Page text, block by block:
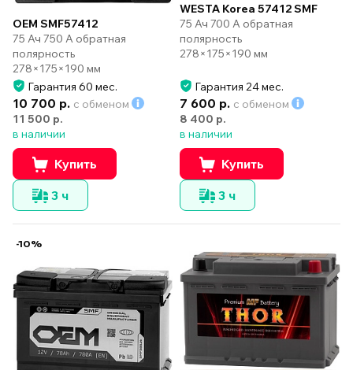
OEM SMF57412
75 Ач 750 А обратная
полярность
278×175×190 мм
Гарантия 60 мес.
10 700 р. с обменом
11 500 р.
в наличии
Купить
3 ч
WESTA Korea 57412 SMF
75 Ач 700 А обратная
полярность
278×175×190 мм
Гарантия 24 мес.
7 600 р. с обменом
8 400 р.
в наличии
Купить
3 ч
-10%